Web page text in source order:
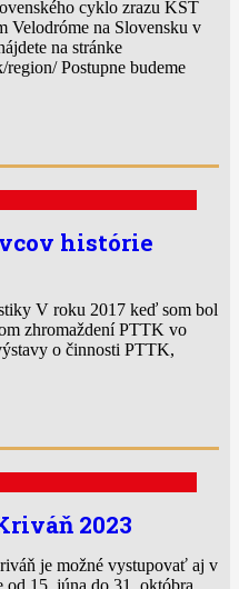
cyklo zrazu KST
Velodróme na Slovensku v
na stránke
Postupne budeme
histórie
V roku 2017 keď som bol
zhromaždení PTTK vo
o činnosti PTTK,
2023
je možné vystupovať aj v
15. júna do 31. októbra